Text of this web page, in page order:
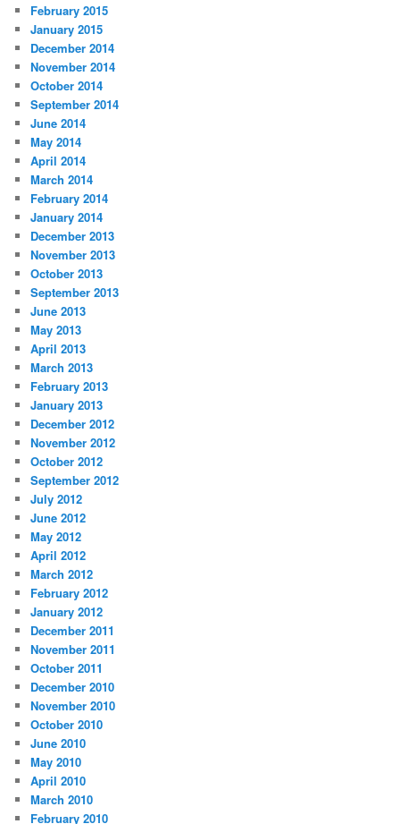
February 2015
January 2015
December 2014
November 2014
October 2014
September 2014
June 2014
May 2014
April 2014
March 2014
February 2014
January 2014
December 2013
November 2013
October 2013
September 2013
June 2013
May 2013
April 2013
March 2013
February 2013
January 2013
December 2012
November 2012
October 2012
September 2012
July 2012
June 2012
May 2012
April 2012
March 2012
February 2012
January 2012
December 2011
November 2011
October 2011
December 2010
November 2010
October 2010
June 2010
May 2010
April 2010
March 2010
February 2010